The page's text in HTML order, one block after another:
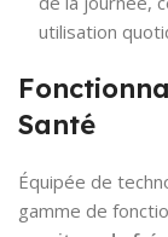
utilisation
Santé
Équipée de
gamme de